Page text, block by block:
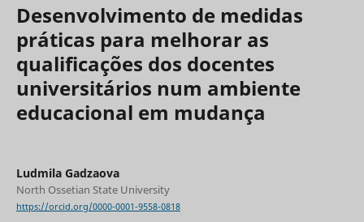
Desenvolvimento de medidas
práticas para melhorar as
qualificações dos docentes
universitários num ambiente
educacional em mudança
Ludmila Gadzaova
North Ossetian State University
https://orcid.org/0000-0001-9558-0818